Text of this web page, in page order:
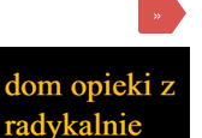
»